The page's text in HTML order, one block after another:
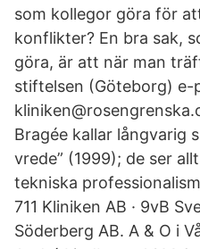
som kollegor göra för
konflikter? En bra sak,
göra, är att när man
stiftelsen (Göteborg) e-
Bragée kallar långvarig
vrede” (1999); de ser
tekniska
711 Kliniken AB · 9vB
Söderberg AB. A & O i